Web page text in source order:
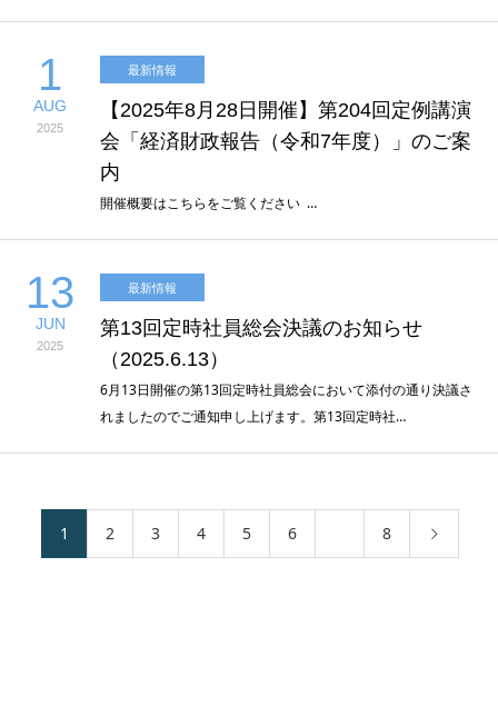
1
AUG
2025
最新情報
【2025年8月28日開催】第204回定例講演
会「経済財政報告（令和7年度）」のご案
内
開催概要はこちらをご覧ください …
13
JUN
2025
最新情報
第13回定時社員総会決議のお知らせ
（2025.6.13）
6月13日開催の第13回定時社員総会において添付の通り決議さ
れましたのでご通知申し上げます。第13回定時社…
1 2 3 4 5 6 8